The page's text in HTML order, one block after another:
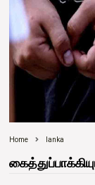
Home lanka